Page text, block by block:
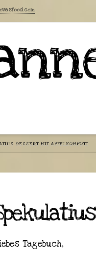
DESSERT MIT APFELKOMPOTT
Tagebuch,